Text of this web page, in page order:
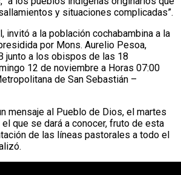
y situaciones complicadas”.
invitó a la población cochabambina a la
por Mons. Aurelio Pesoa,
junto a los obispos de las 18
12 de noviembre a Horas 07:00
de San Sebastián –
mensaje al Pueblo de Dios, el martes
el que se dará a conocer, fruto de esta
de las líneas pastorales a todo el